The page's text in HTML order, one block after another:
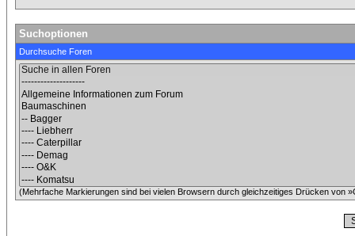
Suchoptionen
Durchsuche Foren
(Mehrfache Markierungen sind bei vielen Browsern durch gleichzeitiges Drücken von